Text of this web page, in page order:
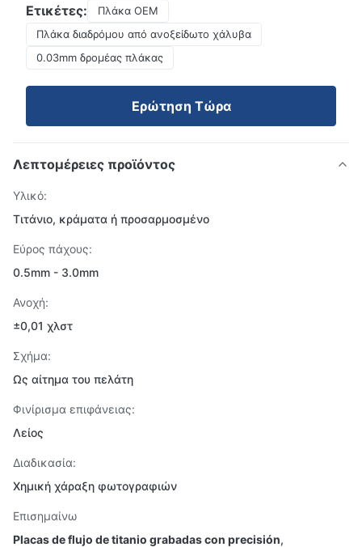
Ετικέτες:
Πλάκα OEM
Πλάκα διαδρόμου από ανοξείδωτο χάλυβα
0.03mm δρομέας πλάκας
Ερώτηση Τώρα
Λεπτομέρειες προϊόντος
Υλικό:
Τιτάνιο, κράματα ή προσαρμοσμένο
Εύρος πάχους:
0.5mm - 3.0mm
Ανοχή:
±0,01 χλστ
Σχήμα:
Ως αίτημα του πελάτη
Φινίρισμα επιφάνειας:
Λείος
Διαδικασία:
Χημική χάραξη φωτογραφιών
Επισημαίνω
Placas de flujo de titanio grabadas con precisión,